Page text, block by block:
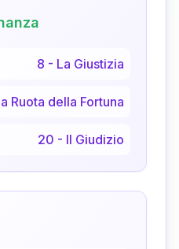
8 - La Giustizia
Ruota della Fortuna
20 - Il Giudizio